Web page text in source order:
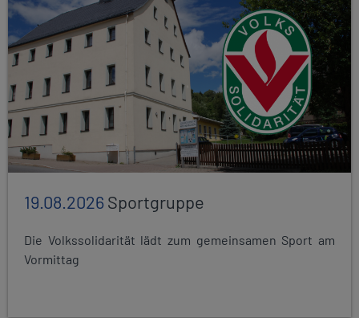
19.08.2026Sportgruppe
Die Volkssolidarität lädt zum gemeinsamen Sport am
Vormittag